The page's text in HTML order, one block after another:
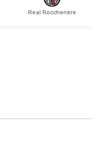
Real Rocchenere